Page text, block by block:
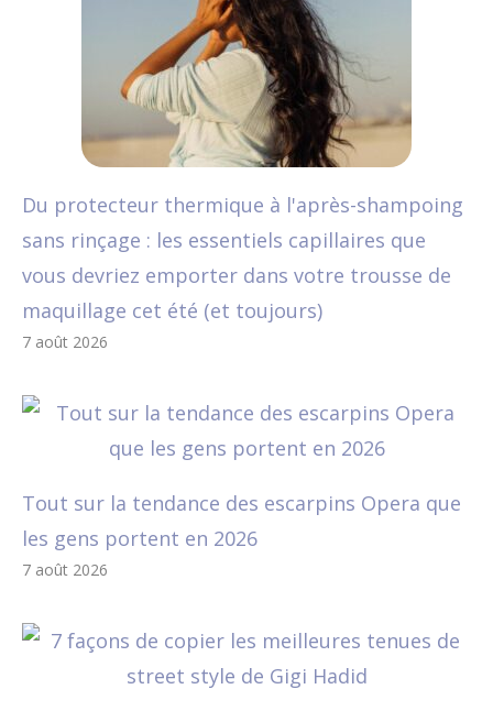
Du protecteur thermique à l'après-shampoing
sans rinçage : les essentiels capillaires que
vous devriez emporter dans votre trousse de
maquillage cet été (et toujours)
7 août 2026
Tout sur la tendance des escarpins Opera que
les gens portent en 2026
7 août 2026